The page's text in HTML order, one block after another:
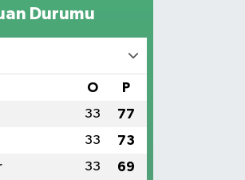
Durumu
O P
33 77
33 73
33 69